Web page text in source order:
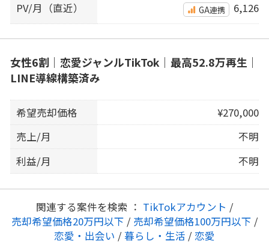
PV/月（直近） GA連携 6,126
女性6割｜恋愛ジャンルTikTok｜最高52.8万再生｜
LINE導線構築済み
希望売却価格
¥270,000
売上/月
不明
利益/月
不明
関連する案件を検索 ： TikTokアカウント /
売却希望価格20万円以下 / 売却希望価格100万円以下 /
恋愛・出会い / 暮らし・生活 / 恋愛